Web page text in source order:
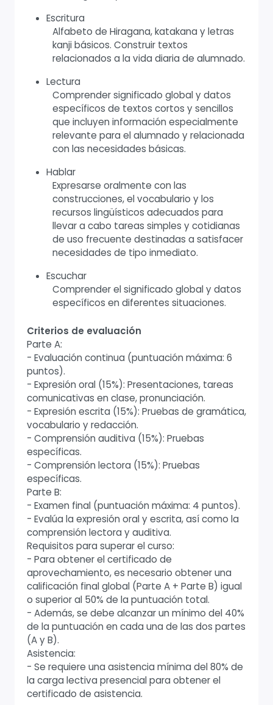
Escritura
Alfabeto de Hiragana, katakana y letras
kanji básicos. Construir textos
relacionados a la vida diaria de alumnado.
Lectura
Comprender significado global y datos
específicos de textos cortos y sencillos
que incluyen información especialmente
relevante para el alumnado y relacionada
con las necesidades básicas.
Hablar
Expresarse oralmente con las
construcciones, el vocabulario y los
recursos lingüísticos adecuados para
llevar a cabo tareas simples y cotidianas
de uso frecuente destinadas a satisfacer
necesidades de tipo inmediato.
Escuchar
Comprender el significado global y datos
específicos en diferentes situaciones.
Criterios de evaluación
Parte A:
- Evaluación continua (puntuación máxima: 6
puntos).
- Expresión oral (15%): Presentaciones, tareas
comunicativas en clase, pronunciación.
- Expresión escrita (15%): Pruebas de gramática,
vocabulario y redacción.
- Comprensión auditiva (15%): Pruebas
específicas.
- Comprensión lectora (15%): Pruebas
específicas.
Parte B:
- Examen final (puntuación máxima: 4 puntos).
- Evalúa la expresión oral y escrita, así como la
comprensión lectora y auditiva.
Requisitos para superar el curso:
- Para obtener el certificado de
aprovechamiento, es necesario obtener una
calificación final global (Parte A + Parte B) igual
o superior al 50% de la puntuación total.
- Además, se debe alcanzar un mínimo del 40%
de la puntuación en cada una de las dos partes
(A y B).
Asistencia:
- Se requiere una asistencia mínima del 80% de
la carga lectiva presencial para obtener el
certificado de asistencia.